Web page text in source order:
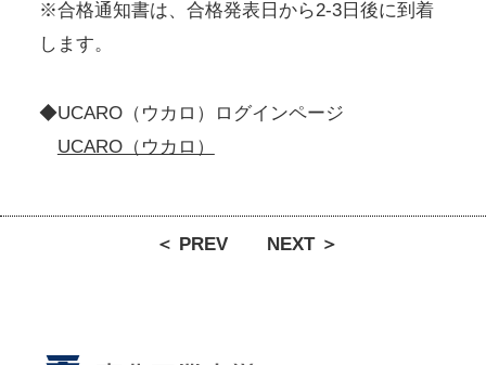
※合格通知書は、合格発表日から2-3日後に到着
します。
◆UCARO（ウカロ）ログインページ
UCARO（ウカロ）
＜ PREV NEXT ＞